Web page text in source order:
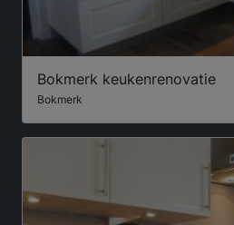
Bokmerk keukenrenovatie
Bokmerk